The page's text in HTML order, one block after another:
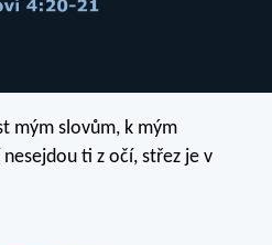
mým slovům, k mým
ti z očí, střez je v